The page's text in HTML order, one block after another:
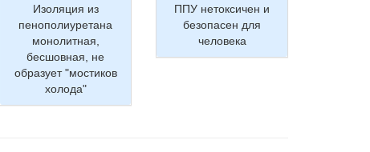
Изоляция из
пенополиуретана
монолитная,
бесшовная, не
образует "мостиков
холода"
ППУ нетоксичен и
безопасен для
человека